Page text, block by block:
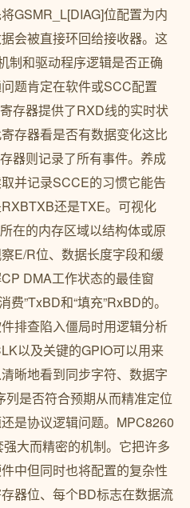
GSMR_L[DIAG]位配置为内
会被直接环回给接收器。这
制和驱动程序逻辑是否正确
题肯定在软件或SCC配置
存器提供了RXD线的实时状
存器看是否有数据变化这比
器则记录了所有事件。养成
并记录SCCE的习惯它能告
还是TXE。可视化
在的内存区域以结构体或原
E/R位、数据长度字段和缓
DMA工作状态的最佳窗
”TxBD和“填充”RxBD的。
排查陷入僵局时用逻辑分析
以及关键的GPIO可以用来
晰地看到同步字符、数据字
是否符合预期从而精准定位
是协议逻辑问题。MPC8260
大而精密的机制。它把许多
中但同时也将配置的复杂性
器位、每个BD标志在数据流